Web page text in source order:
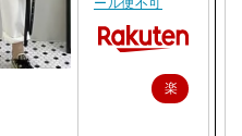
ール便不可
楽